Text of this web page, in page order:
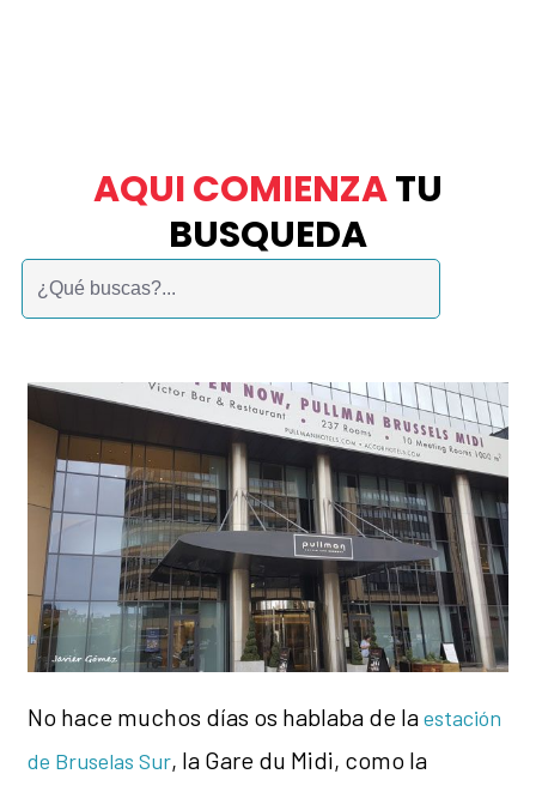
AQUI COMIENZATU
BUSQUEDA
Buscar:
No hace muchos días os hablaba de laestación
de Bruselas Sur, la Gare du Midi, como la